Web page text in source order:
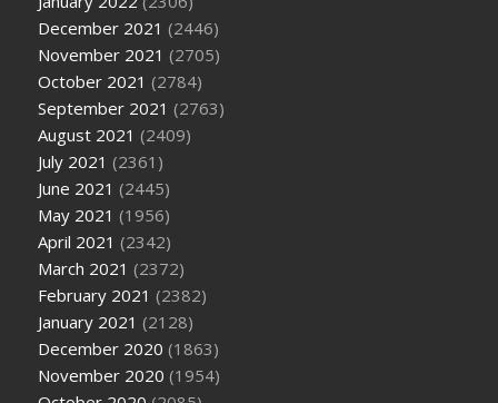
December 2021 (2446)
November 2021 (2705)
October 2021 (2784)
September 2021 (2763)
August 2021 (2409)
July 2021 (2361)
June 2021 (2445)
May 2021 (1956)
April 2021 (2342)
March 2021 (2372)
February 2021 (2382)
January 2021 (2128)
December 2020 (1863)
November 2020 (1954)